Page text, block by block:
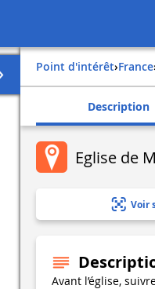
Point d'intérêt› france
Description
Eglise de
Voir
Avant l’église,